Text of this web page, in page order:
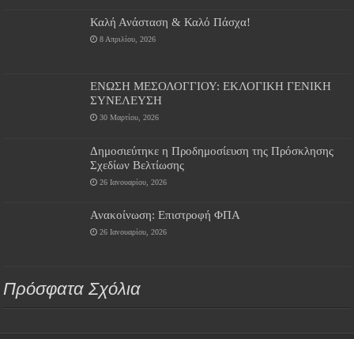
Καλή Ανάσταση & Καλό Πάσχα!
8 Απριλίου, 2026
ΕΝΩΣΗ ΜΕΣΟΛΟΓΓΙΟΥ: ΕΚΛΟΓΙΚΗ ΓΕΝΙΚΗ
ΣΥΝΕΛΕΥΣΗ
30 Μαρτίου, 2026
Δημοσιεύτηκε η Προδημοσίευση της Πρόσκλησης
Σχεδίων Βελτίωσης
26 Ιανουαρίου, 2026
Ανακοίνωση: Επιστροφή ΦΠΑ
26 Ιανουαρίου, 2026
Πρόσφατα Σχόλια